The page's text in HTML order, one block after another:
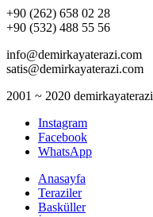
+90 (262) 658 02 28
+90 (532) 488 55 56
info@demirkayaterazi.com
satis@demirkayaterazi.com
2001 ~ 2020
Instagram
Facebook
WhatsApp
Anasayfa
Teraziler
Basküller